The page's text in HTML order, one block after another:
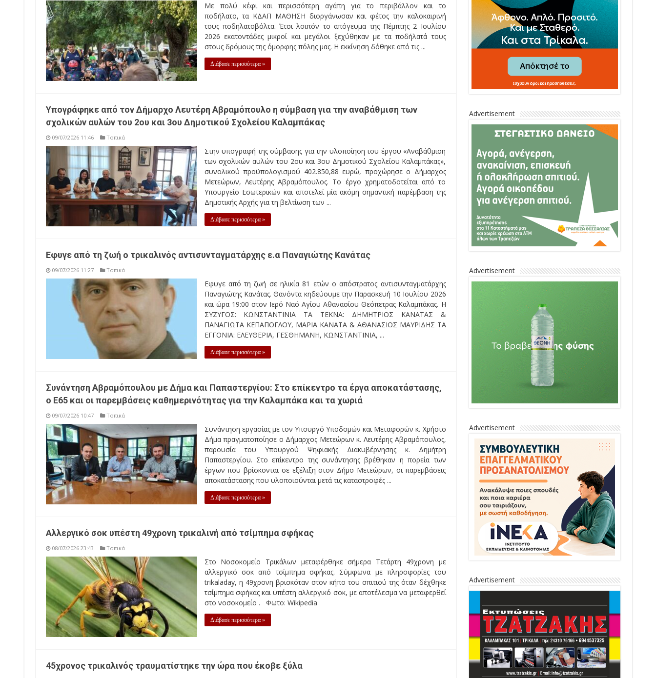
Με πολύ κέφι και περισσότερη αγάπη για το περιβάλλον και το
ποδήλατο, τα ΚΔΑΠ ΜΑΘΗΣΗ διοργάνωσαν και φέτος την καλοκαιρινή
τους ποδηλατοβόλτα. Έτσι λοιπόν το απόγευμα της Πέμπτης 2 Ιουλίου
2026 εκατοντάδες μικροί και μεγάλοι ξεχύθηκαν με τα ποδήλατά τους
στους δρόμους της όμορφης πόλης μας. Η εκκίνηση δόθηκε από τις ...
Διάβασε περισσότερα »
Υπογράφηκε από τον Δήμαρχο Λευτέρη Αβραμόπουλο η σύμβαση για την αναβάθμιση των
σχολικών αυλών του 2ου και 3ου Δημοτικού Σχολείου Καλαμπάκας
09/07/2026 11:46 Τοπικά
Στην υπογραφή της σύμβασης για την υλοποίηση του έργου «Αναβάθμιση
των σχολικών αυλών του 2ου και 3ου Δημοτικού Σχολείου Καλαμπάκας»,
συνολικού προϋπολογισμού 402.850,88 ευρώ, προχώρησε ο Δήμαρχος
Μετεώρων, Λευτέρης Αβραμόπουλος. Το έργο χρηματοδοτείται από το
Υπουργείο Εσωτερικών και αποτελεί μία ακόμη σημαντική παρέμβαση της
Δημοτικής Αρχής για τη βελτίωση των ...
Διάβασε περισσότερα »
Εφυγε από τη ζωή ο τρικαλινός αντισυνταγματάρχης ε.α Παναγιώτης Κανάτας
09/07/2026 11:27 Τοπικά
Εφυγε από τη ζωή σε ηλικία 81 ετών ο απόστρατος αντισυνταγματάρχης
Παναγιώτης Κανάτας. Θανόντα κηδεύουμε την Παρασκευή 10 Ιουλίου 2026
και ώρα 19:00 στον Ιερό Ναό Αγίου Αθανασίου Θεόπετρας Καλαμπάκας. Η
ΣΥΖΥΓΟΣ: ΚΩΝΣΤΑΝΤΙΝΙΑ ΤΑ ΤΕΚΝΑ: ΔΗΜΗΤΡΙΟΣ ΚΑΝΑΤΑΣ &
ΠΑΝΑΓΙΩΤΑ ΚΕΠΑΠΟΓΛΟΥ, ΜΑΡΙΑ ΚΑΝΑΤΑ & ΑΘΑΝΑΣΙΟΣ ΜΑΥΡΙΔΗΣ ΤΑ
ΕΓΓΟΝΙΑ: ΕΛΕΥΘΕΡΙΑ, ΓΕΣΘΗΜΑΝΗ, ΚΩΝΣΤΑΝΤΙΝΙΑ, ...
Διάβασε περισσότερα »
Συνάντηση Αβραμόπουλου με Δήμα και Παπαστεργίου: Στο επίκεντρο τα έργα αποκατάστασης,
ο Ε65 και οι παρεμβάσεις καθημερινότητας για την Καλαμπάκα και τα χωριά
09/07/2026 10:47 Τοπικά
Συνάντηση εργασίας με τον Υπουργό Υποδομών και Μεταφορών κ. Χρήστο
Δήμα πραγματοποίησε ο Δήμαρχος Μετεώρων κ. Λευτέρης Αβραμόπουλος,
παρουσία του Υπουργού Ψηφιακής Διακυβέρνησης κ. Δημήτρη
Παπαστεργίου. Στο επίκεντρο της συνάντησης βρέθηκαν η πορεία των
έργων που βρίσκονται σε εξέλιξη στον Δήμο Μετεώρων, οι παρεμβάσεις
αποκατάστασης που υλοποιούνται μετά τις καταστροφές ...
Διάβασε περισσότερα »
Αλλεργικό σοκ υπέστη 49χρονη τρικαλινή από τσίμπημα σφήκας
08/07/2026 23:43 Τοπικά
Στο Νοσοκομείο Τρικάλων μεταφέρθηκε σήμερα Τετάρτη 49χρονη με
αλλεργικό σοκ από τσίμπημα σφήκας. Σύμφωνα με πληροφορίες του
trikaladay, η 49χρονη βρισκόταν στον κήπο του σπιτιού της όταν δέχθηκε
τσίμπημα σφήκας και υπέστη αλλεργικό σοκ, με αποτέλεσμα να μεταφερθεί
στο νοσοκομείο . Φωτο: Wikipedia
Διάβασε περισσότερα »
45χρονος τρικαλινός τραυματίστηκε την ώρα που έκοβε ξύλα
Advertisement
Advertisement
Advertisement
Advertisement